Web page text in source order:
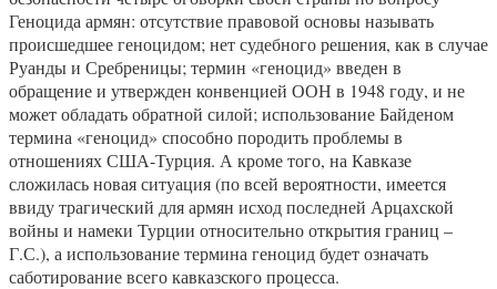
Геноцида армян: отсутствие правовой основы называть
происшедшее геноцидом; нет судебного решения, как в случае
Руанды и Сребреницы; термин «геноцид» введен в
обращение и утвержден конвенцией ООН в 1948 году, и не
может обладать обратной силой; использование Байденом
термина «геноцид» способно породить проблемы в
отношениях США-Турция. А кроме того, на Кавказе
сложилась новая ситуация (по всей вероятности, имеется
ввиду трагический для армян исход последней Арцахской
войны и намеки Турции относительно открытия границ –
Г.С.), а использование термина геноцид будет означать
саботирование всего кавказского процесса.